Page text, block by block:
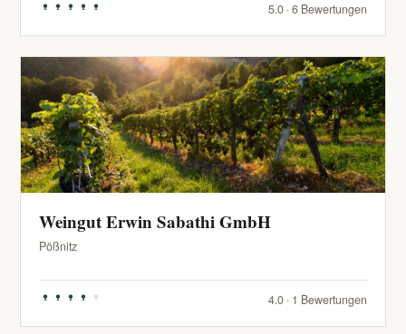
5.0 · 6 Bewertungen
Weingut Erwin Sabathi GmbH
Pößnitz
4.0 · 1 Bewertungen